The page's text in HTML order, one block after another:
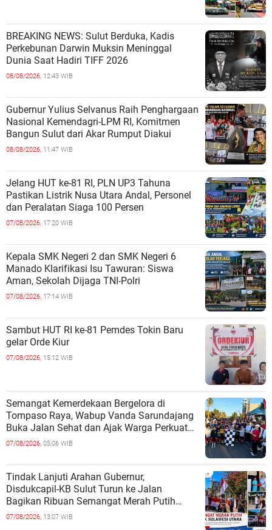
BREAKING NEWS: Sulut Berduka, Kadis
Perkebunan Darwin Muksin Meninggal
Dunia Saat Hadiri TIFF 2026
08/08/2026, 12:43 WIB
Gubernur Yulius Selvanus Raih Penghargaan
Nasional Kemendagri-LPM RI, Komitmen
Bangun Sulut dari Akar Rumput Diakui
08/08/2026, 11:47 WIB
Jelang HUT ke-81 RI, PLN UP3 Tahuna
Pastikan Listrik Nusa Utara Andal, Personel
dan Peralatan Siaga 100 Persen
07/08/2026, 17:20 WIB
Kepala SMK Negeri 2 dan SMK Negeri 6
Manado Klarifikasi Isu Tawuran: Siswa
Aman, Sekolah Dijaga TNI-Polri
07/08/2026, 17:14 WIB
Sambut HUT RI ke-81 Pemdes Tokin Baru
gelar Orde Kiur
07/08/2026, 15:12 WIB
Semangat Kemerdekaan Bergelora di
Tompaso Raya, Wabup Vanda Sarundajang
Buka Jalan Sehat dan Ajak Warga Perkuat
Persatuan
07/08/2026, 05:06 WIB
Tindak Lanjuti Arahan Gubernur,
Disdukcapil-KB Sulut Turun ke Jalan
Bagikan Ribuan Semangat Merah Putih
kepada Masyarakat
07/08/2026, 13:07 WIB